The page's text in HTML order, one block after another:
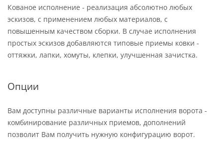
Кованое исполнение - реализация абсолютно любых
эскизов, с применением любых материалов, с
повышенным качеством сборки. В случае исполнения
простых эскизов добавляются типовые приемы ковки -
оттяжки, лапки, хомуты, клепки, улучшенная зачистка.
Опции
Вам доступны различные варианты исполнения ворота -
комбинирование различных приемов, дополнений
позволит Вам получить нужную конфигурацию ворот.